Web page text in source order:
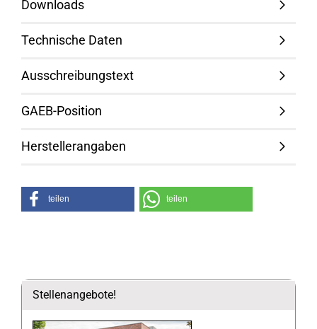
Downloads
Technische Daten
Ausschreibungstext
GAEB-Position
Herstellerangaben
teilen teilen
Stellenangebote!